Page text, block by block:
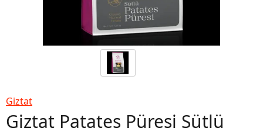
Giztat
Giztat Patates Püresi Sütlü